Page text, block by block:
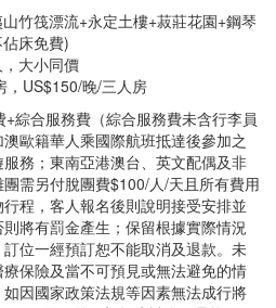
竹筏漂流+永定土樓+菽莊花園+鋼琴
床免費)
大小同價
，US$150/晚/三人房
綜合服務費（綜合服務費未含行李員
歐籍華人乘國際航班抵達後參加之
務；東南亞港澳台、英文配偶及非
需另付脫團費$100/人/天且所有費用
程，客人報名後則說明接受安排並
將有罰金產生；保留根據實際情況
位一經預訂恕不能取消及退款。未
保險及當不可預見或無法避免的情
因國家政策法規等因素無法成行將